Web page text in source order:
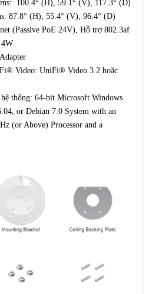
100.4° (H), 59.1° (V), 117.3° (D)
87.8° (H), 55.4° (V), 96.4° (D)
(Passive PoE 24V), Hỗ trợ 802.3af
4W
Video: UniFi® Video 3.2 hoặc
thống: 64-bit Microsoft Windows
or Debian 7.0 System with an
(or Above) Processor and a